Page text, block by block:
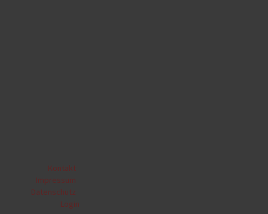
Kontakt
Impressum
Datenschutz
Login